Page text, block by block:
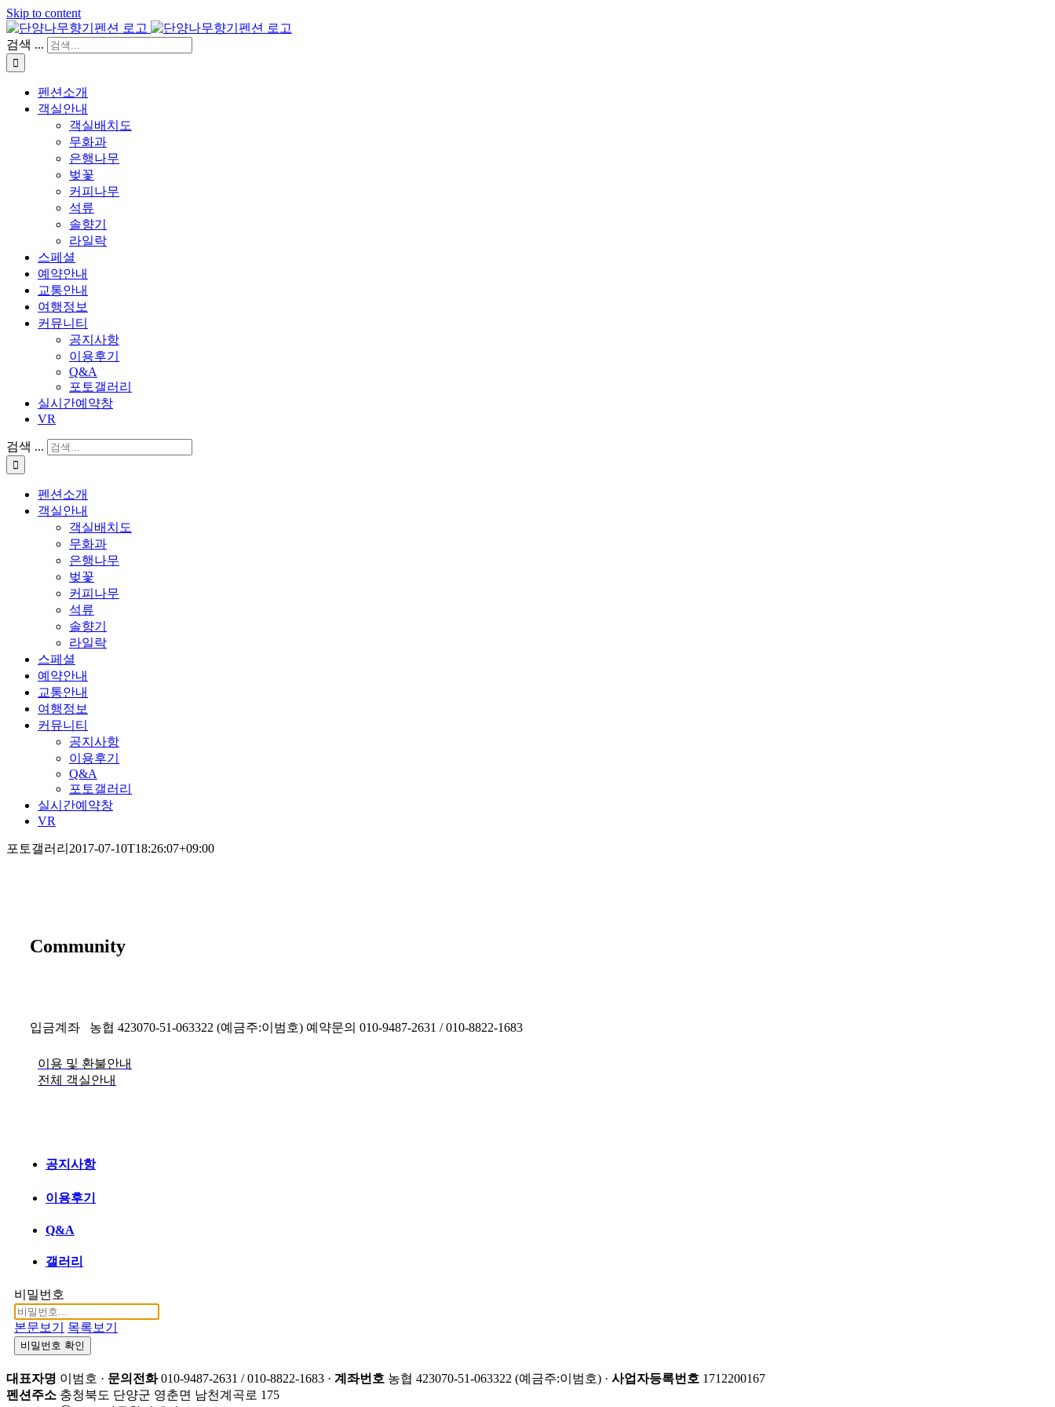
Skip to content
검색 ...
펜션소개
객실안내
객실배치도
무화과
은행나무
벚꽃
커피나무
석류
솔향기
라일락
스페셜
예약안내
교통안내
여행정보
커뮤니티
공지사항
이용후기
Q&A
포토갤러리
실시간예약창
VR
검색 ...
펜션소개
객실안내
객실배치도
무화과
은행나무
벚꽃
커피나무
석류
솔향기
라일락
스페셜
예약안내
교통안내
여행정보
커뮤니티
공지사항
이용후기
Q&A
포토갤러리
실시간예약창
VR
포토갤러리 2017-07-10T18:26:07+09:00
Community
입금계좌 농협 423070-51-063322 (예금주:이범호) 예약문의 010-9487-2631 / 010-8822-1683
이용 및 환불안내
전체 객실안내
공지사항
이용후기
Q&A
갤러리
비밀번호
본문보기 목록보기
비밀번호 확인
대표자명 이범호 · 문의전화010-9487-2631 / 010-8822-1683 · 계좌번호 농협 423070-51-063322 (예금주:이범호) · 사업자등록번호 1712200167
펜션주소 충청북도 단양군 영춘면 남천계곡로 175